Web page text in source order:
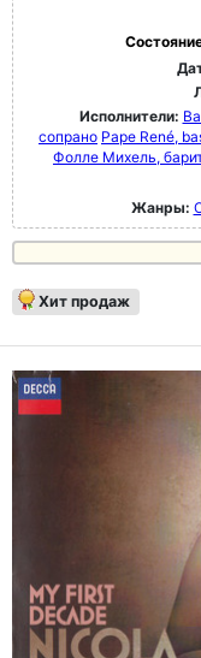
Исполнители:
сопрано Pape René,
Фолле Михель,
Жанры:
Хит продаж